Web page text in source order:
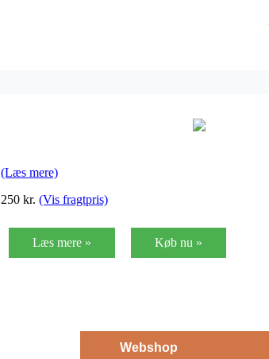
(Læs mere)
250 kr. (Vis fragtpris)
Læs mere » Køb nu »
Webshop